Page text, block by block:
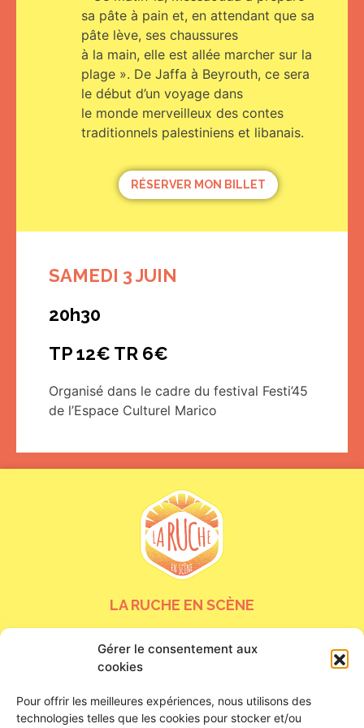
Gérer le consentement aux
cookies
Pour offrir les meilleures expériences, nous utilisons des
technologies telles que les cookies pour stocker et/ou
SAMEDI 3 JUIN
20h30
TP 12€ TR 6€
Organisé dans le cadre du festival Festi’45
de l’Espace Culturel Marico
sa pâte à pain et, en attendant que sa
pâte lève, ses chaussures
à la main, elle est allée marcher sur la
plage ». De Jaffa à Beyrouth, ce sera
le début d’un voyage dans
le monde merveilleux des contes
traditionnels palestiniens et libanais.
RÉSERVER MON BILLET
LA RUCHE EN SCÈNE
45000 Orléans
HORAIRES D’OUVERTURE